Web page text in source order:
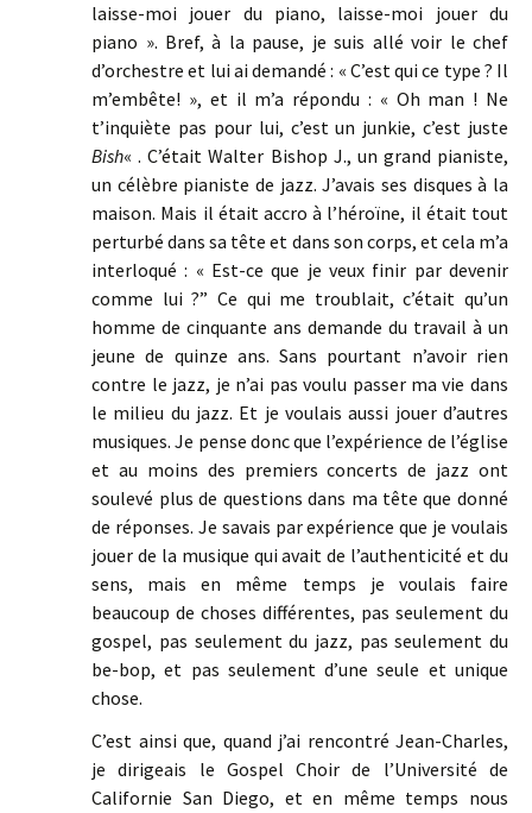
laisse-moi jouer du piano, laisse-moi jouer du
piano ». Bref, à la pause, je suis allé voir le chef
d’orchestre et lui ai demandé : « C’est qui ce type ? Il
m’embête! », et il m’a répondu : « Oh man ! Ne
t’inquiète pas pour lui, c’est un junkie, c’est juste
Bish« . C’était Walter Bishop J., un grand pianiste,
un célèbre pianiste de jazz. J’avais ses disques à la
maison. Mais il était accro à l’héroïne, il était tout
perturbé dans sa tête et dans son corps, et cela m’a
interloqué : « Est-ce que je veux finir par devenir
comme lui ?” Ce qui me troublait, c’était qu’un
homme de cinquante ans demande du travail à un
jeune de quinze ans. Sans pourtant n’avoir rien
contre le jazz, je n’ai pas voulu passer ma vie dans
le milieu du jazz. Et je voulais aussi jouer d’autres
musiques. Je pense donc que l’expérience de l’église
et au moins des premiers concerts de jazz ont
soulevé plus de questions dans ma tête que donné
de réponses. Je savais par expérience que je voulais
jouer de la musique qui avait de l’authenticité et du
sens, mais en même temps je voulais faire
beaucoup de choses différentes, pas seulement du
gospel, pas seulement du jazz, pas seulement du
be-bop, et pas seulement d’une seule et unique
chose.
C’est ainsi que, quand j’ai rencontré Jean-Charles,
je dirigeais le Gospel Choir de l’Université de
Californie San Diego, et en même temps nous